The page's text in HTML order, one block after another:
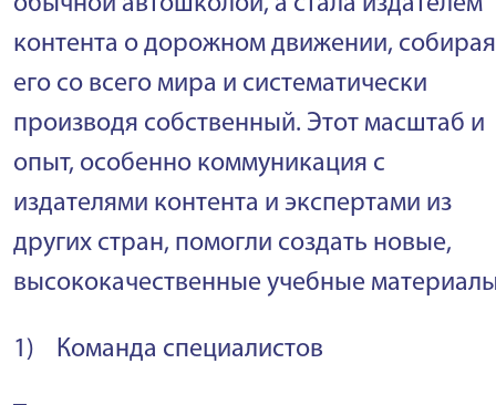
контента о дорожном движении, собирая
его со всего мира и систематически
производя собственный. Этот масштаб и
опыт, особенно коммуникация с
издателями контента и экспертами из
других стран, помогли создать новые,
высококачественные учебные
1) Команда специалистов